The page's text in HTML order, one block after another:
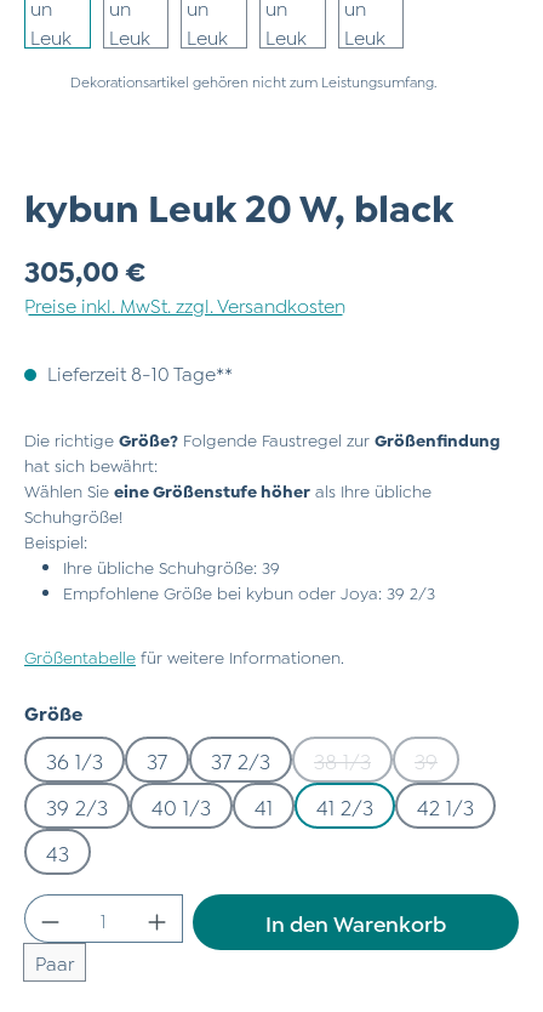
Dekorationsartikel gehören nicht zum Leistungsumfang.
kybun Leuk 20 W, black
Regulärer Preis:
305,00 €
Preise inkl. MwSt. zzgl. Versandkosten
Lieferzeit 8-10 Tage**
Die richtige Größe? Folgende Faustregel zur Größenfindung
hat sich bewährt:
Wählen Sie eine Größenstufe höher als Ihre übliche
Schuhgröße!
Beispiel:
Ihre übliche Schuhgröße: 39
Empfohlene Größe bei kybun oder Joya: 39 2/3
Größentabelle für weitere Informationen.
Größeauswählen
36 1/3 37 37 2/3 38 1/3(Diese Option ist
39(Diese
39 2/3 40 1/3 41 41 2/3
42 1/3
43
Produkt Anzahl: Gib den gewünschten
Paar
In den Warenkorb